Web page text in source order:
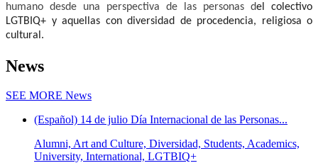
humano desde una perspectiva de las personas del colectivo
LGTBIQ+ y aquellas con diversidad de procedencia, religiosa o
cultural.
News
SEE MORE News
(Español) 14 de julio Día Internacional de las Personas...
Alumni, Art and Culture, Diversidad, Students, Academics,
University, International, LGTBIQ+